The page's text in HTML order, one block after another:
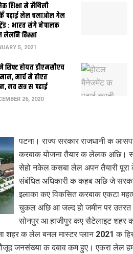
शि‍क्षा मे मैथि‍ली
पढ़ाई लेल चलाओल गेल
ट्रेंड : भारत संगे नेपालक
हिस्सा
5, 2021
शिफ्ट होयत डीएमसीएच
मार्च मे होएत
नव सत्र स पढाई
26, 2020
पटना। राज्य सरकार राजधानी क
करबाक योजना तैयार क लेलक अछि।
सेहो नकेल कसबा लेल अपन तैयारी पूरा
संबंधित अधिकारी क कहब अछि जे
इलाका कए विकसित करबाक एकटा
चुकल अछि आ जल्द हो जमीन पर
सोनपुर आ हाजीपुर कए सैटेलाइट शहर
शहर क लेल बनल मास्टर प्लान 2021 क
जनसंख्या क दबाव कम हुए। एकरा लेल